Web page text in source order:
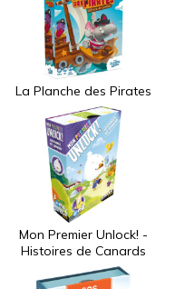
La Planche des Pirates
Mon Premier Unlock! -
Histoires de Canards